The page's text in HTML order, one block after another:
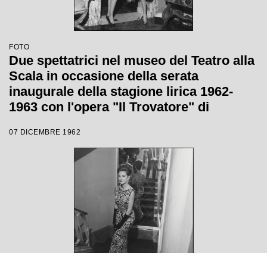
FOTO
Due spettatrici nel museo del Teatro alla
Scala in occasione della serata
inaugurale della stagione lirica 1962-
1963 con l'opera "Il Trovatore" di
Gavazzeni, con la regia di Giorgio De
07 DICEMBRE 1962